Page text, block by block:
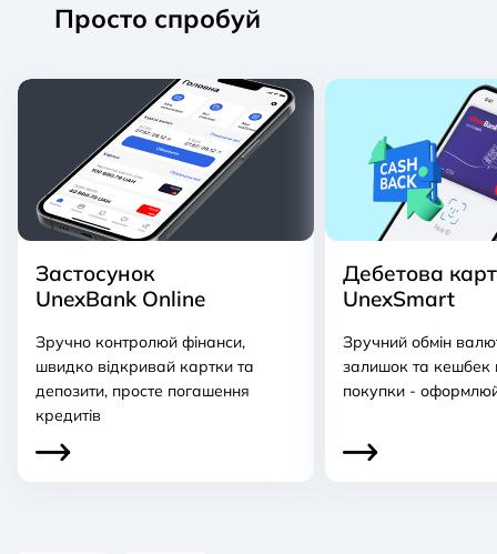
Просто спробуй
Застосунок
UnexBank Online
Зручно контролюй фінанси,
швидко відкривай картки та
депозити, просте погашення
кредитів
Дебетова
UnexSmart
Зручний обмін
залишок та кешбек
покупки -